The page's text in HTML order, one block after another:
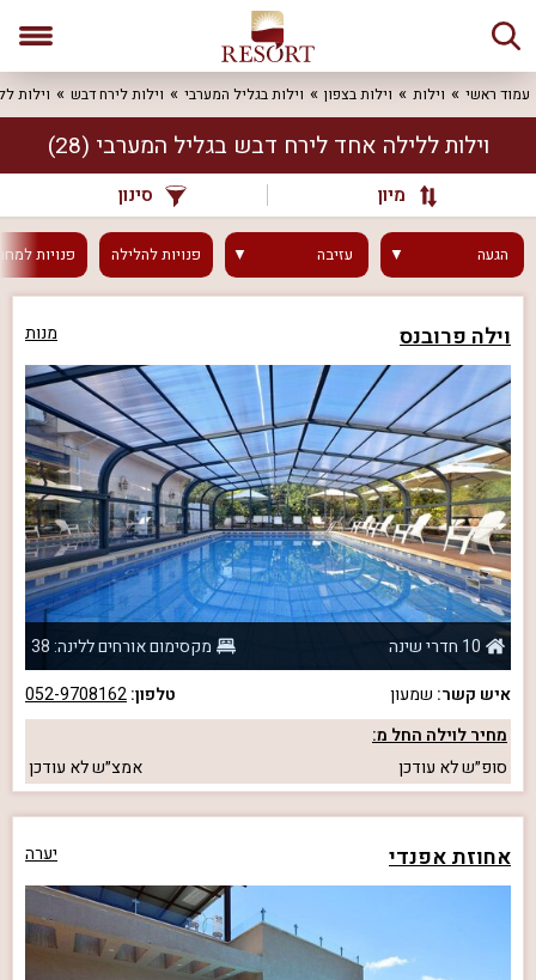
עמוד ראשי וילות וילות בצפון וילות בגליל המערבי וילות לירח דבש וילות
וילות ללילה אחד לירח דבש בגליל המערבי (28)
מיון סינון
הגעה עזיבה פנויותלהלילה פנויות
וילה פרובנס מנות
10 חדרי שינה
מקסימום אורחים ללינה: 38
איש קשר: שמעון טלפון:052-9708162
מחיר לוילה החל מ:
סופ״שלא עודכן אמצ״שלא עודכן
אחוזת אפנדי יערה